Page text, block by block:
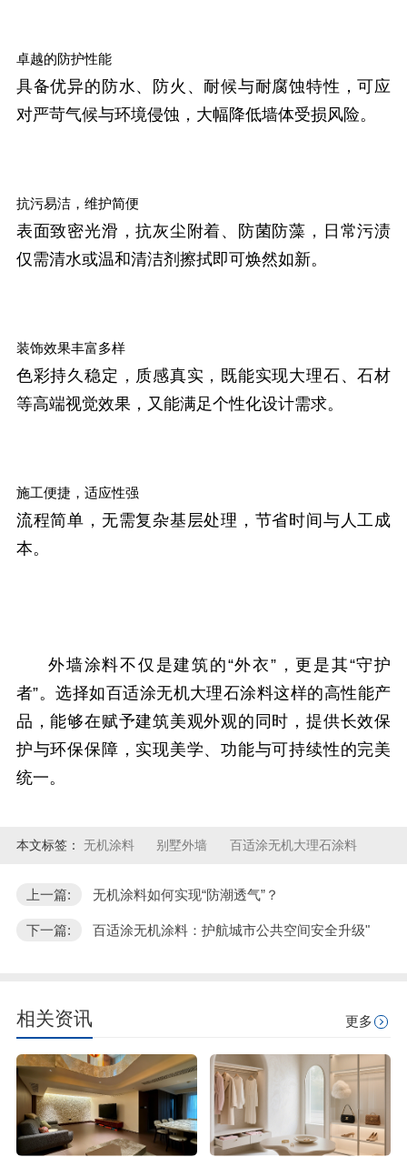
卓越的防护性能
具备优异的防水、防火、耐候与耐腐蚀特性，可应
对严苛气候与环境侵蚀，大幅降低墙体受损风险。
抗污易洁，维护简便
表面致密光滑，抗灰尘附着、防菌防藻，日常污渍
仅需清水或温和清洁剂擦拭即可焕然如新。
装饰效果丰富多样
色彩持久稳定，质感真实，既能实现大理石、石材
等高端视觉效果，又能满足个性化设计需求。
施工便捷，适应性强
流程简单，无需复杂基层处理，节省时间与人工成
本。
外墙涂料不仅是建筑的“外衣”，更是其“守护
者”。选择如百适涂无机大理石涂料这样的高性能产
品，能够在赋予建筑美观外观的同时，提供长效保
护与环保保障，实现美学、功能与可持续性的完美
统一。
本文标签： 无机涂料 别墅外墙 百适涂无机大理石涂料
上一篇: 无机涂料如何实现“防潮透气”？
下一篇: 百适涂无机涂料：护航城市公共空间安全升级"
相关资讯 更多